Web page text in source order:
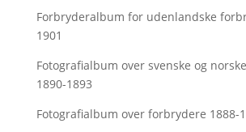
Forbryderalbum for udenlandske
1901
Fotografialbum over svenske og
1890-1893
Fotografialbum over forbrydere 1888-